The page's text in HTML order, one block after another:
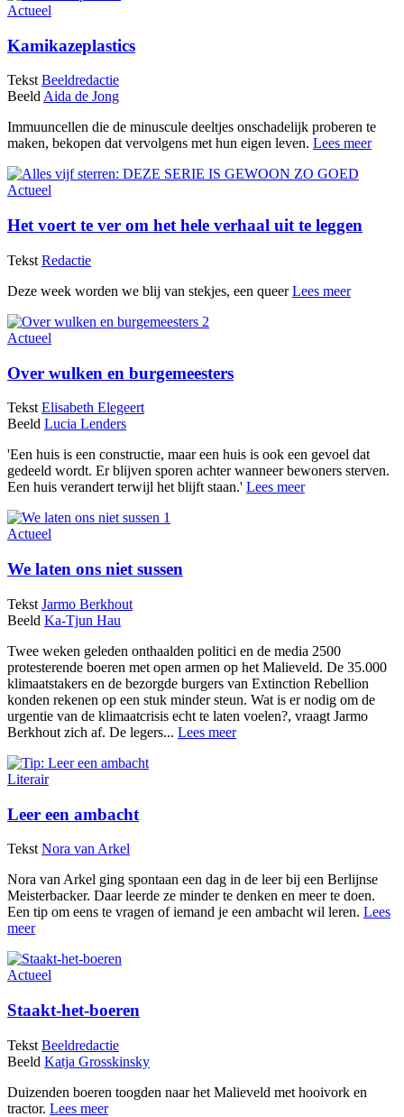
Actueel
Kamikazeplastics
Tekst Beeldredactie
BeeldAida de Jong
Immuuncellen die de minuscule deeltjes onschadelijk proberen te
maken, bekopen dat vervolgens met hun eigen leven. Lees meer
Actueel
Het voert te ver om het hele verhaal uit te leggen
Tekst Redactie
Deze week worden we blij van stekjes, een queerLees meer
Actueel
Over wulken en burgemeesters
Tekst Elisabeth Elegeert
Beeld Lucia Lenders
'Een huis is een constructie, maar een huis is ook een gevoel dat
gedeeld wordt. Er blijven sporen achter wanneer bewoners sterven.
Een huis verandert terwijl het blijft staan.' Lees meer
Actueel
We laten ons niet sussen
Tekst Jarmo Berkhout
Beeld Ka-Tjun Hau
Twee weken geleden onthaalden politici en de media 2500
protesterende boeren met open armen op het Malieveld. De 35.000
klimaatstakers en de bezorgde burgers van Extinction Rebellion
konden rekenen op een stuk minder steun. Wat is er nodig om de
urgentie van de klimaatcrisis echt te laten voelen?, vraagt Jarmo
Berkhout zich af. De legers... Lees meer
Literair
Leer een ambacht
Tekst Nora van Arkel
Nora van Arkel ging spontaan een dag in de leer bij een Berlijnse
Meisterbacker. Daar leerde ze minder te denken en meer te doen.
Een tip om eens te vragen of iemand je een ambacht wil leren. Lees
meer
Actueel
Staakt-het-boeren
Tekst Beeldredactie
Beeld Katja Grosskinsky
Duizenden boeren toogden naar het Malieveld met hooivork en
tractor. Lees meer